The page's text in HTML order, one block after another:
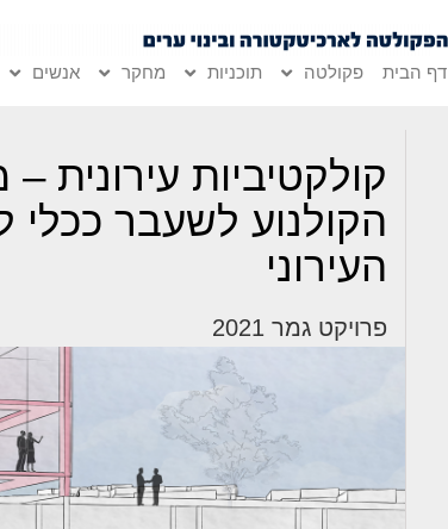
דף הבית פקולטה תוכניות מחקר אנשים
קולקטיביות עירונית
הקולנוע לשעבר ככלי
העירוני
פרויקט גמר 2021